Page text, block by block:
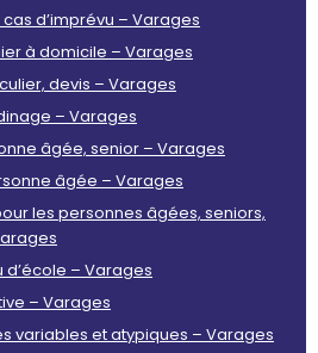
d’imprévu – Varages
à domicile – Varages
devis – Varages
– Varages
âgée, senior – Varages
âgée – Varages
les personnes âgées, seniors,
– Varages
– Varages
variables et atypiques – Varages